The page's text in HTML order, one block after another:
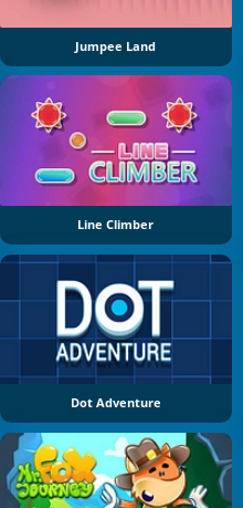
Jumpee Land
Line Climber
Dot Adventure